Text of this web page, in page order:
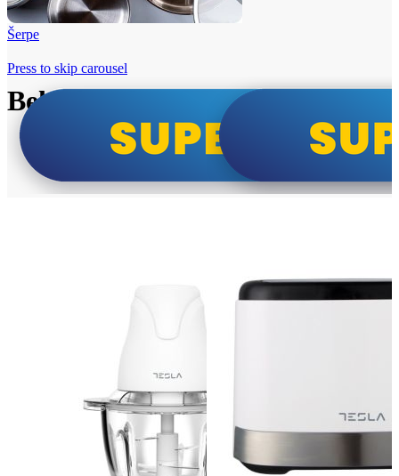
Šerpe
Beko i Tesla super cene
Press to skip carousel